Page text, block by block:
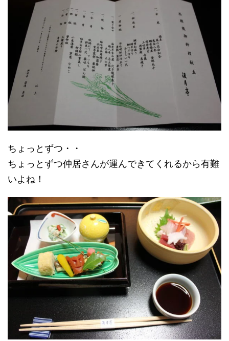
ちょっとずつ・・
ちょっとずつ仲居さんが運んできてくれるから有難
いよね！